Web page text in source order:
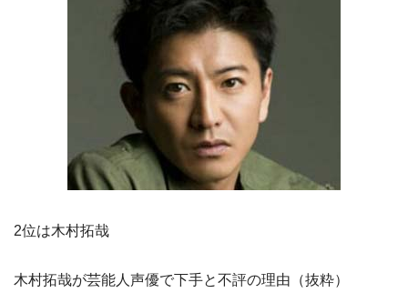
2位は木村拓哉
木村拓哉が芸能人声優で下手と不評の理由（抜粋）